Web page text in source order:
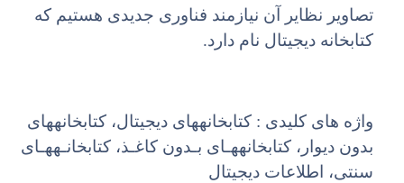
تصاویر نظایر آن نیازمند فناوری جدیدی هستیم که
کتابخانه دیجیتال نام دارد.
واژه های کلیدی : کتابخانههای دیجیتال، کتابخانههای
بدون دیوار، کتابخانههـای بـدون کاغـذ، کتابخانـههـای
سنتی، اطلاعات دیجیتال